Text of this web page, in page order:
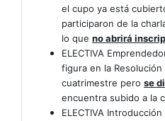
el cupo ya está
participaron de la
lo que no abrirá
ELECTIVA
figura en la
cuatrimestre pero se
encuentra subido a la
ELECTIVA